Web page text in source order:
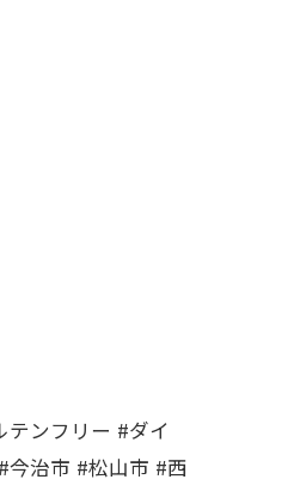
ンフリー #ダイ
治市 #松山市 #西